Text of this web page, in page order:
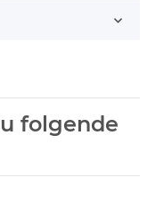
folgende